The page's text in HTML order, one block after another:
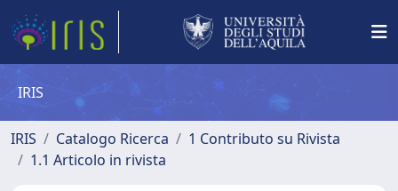
IRIS
IRIS Catalogo Ricerca
1 Contributo su Rivista
1.1 Articolo in rivista